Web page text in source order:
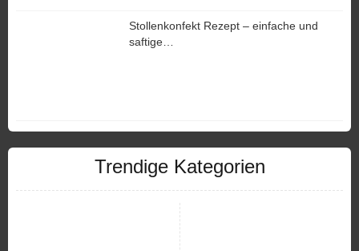
Stollenkonfekt Rezept – einfache und
saftige…
Trendige Kategorien